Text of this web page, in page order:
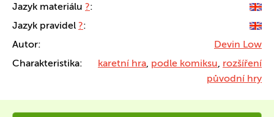
Jazyk materiálu ?:
Jazyk pravidel ?:
Autor:
Devin Low
Charakteristika:
karetní hra, podle komiksu, rozšíření
původní hry